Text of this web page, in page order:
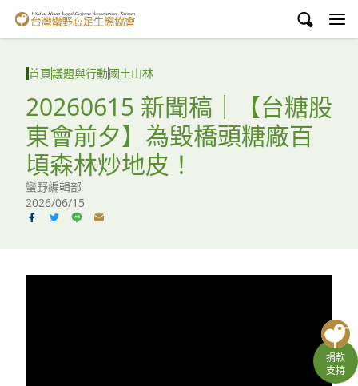
台灣蠻野心足生態協會
環境教育
白海豚媽祖宮
支持蠻野
捐款
支持
首頁議題與行動國土山林
20260615 新聞稿｜【台糖股
東會前夕】為毀橋頭糖廠百
頃森林炒地皮！
蠻野編輯部
2026/06/15